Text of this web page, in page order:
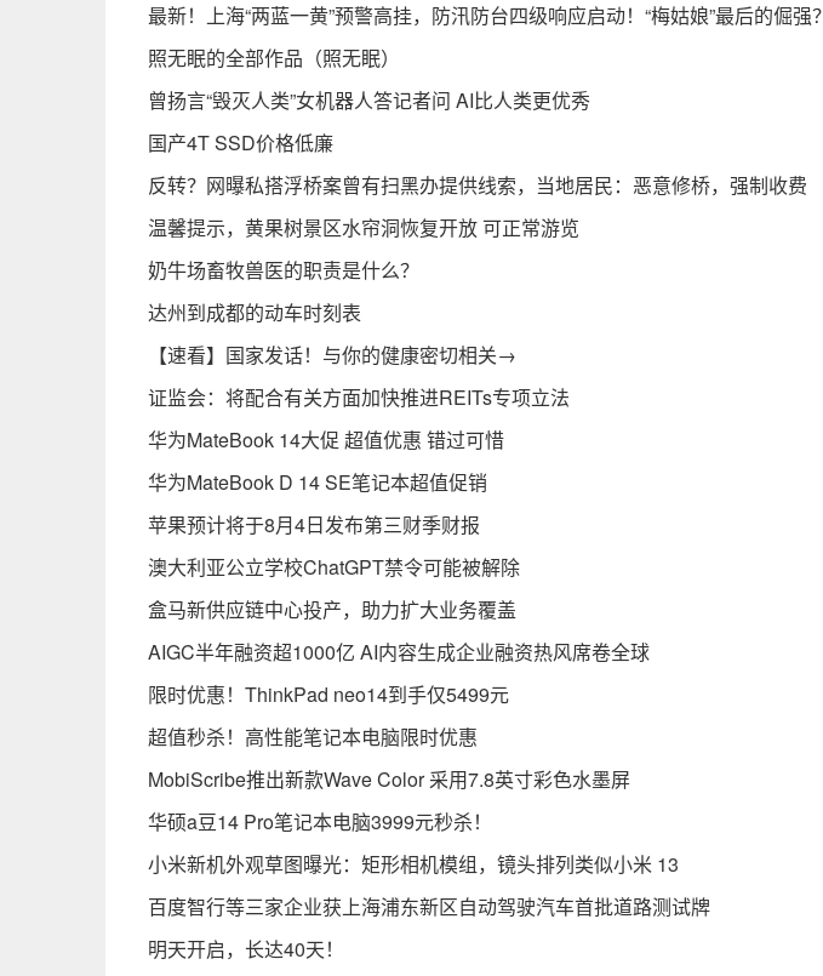
最新！上海“两蓝一黄”预警高挂，防汛防台四级响应启动！“梅姑娘”最后的倔强？
照无眠的全部作品（照无眠）
曾扬言“毁灭人类”女机器人答记者问 AI比人类更优秀
国产4T SSD价格低廉
反转？网曝私搭浮桥案曾有扫黑办提供线索，当地居民：恶意修桥，强制收费
温馨提示，黄果树景区水帘洞恢复开放 可正常游览
奶牛场畜牧兽医的职责是什么？
达州到成都的动车时刻表
【速看】国家发话！与你的健康密切相关→
证监会：将配合有关方面加快推进REITs专项立法
华为MateBook 14大促 超值优惠 错过可惜
华为MateBook D 14 SE笔记本超值促销
苹果预计将于8月4日发布第三财季财报
澳大利亚公立学校ChatGPT禁令可能被解除
盒马新供应链中心投产，助力扩大业务覆盖
AIGC半年融资超1000亿 AI内容生成企业融资热风席卷全球
限时优惠！ThinkPad neo14到手仅5499元
超值秒杀！高性能笔记本电脑限时优惠
MobiScribe推出新款Wave Color 采用7.8英寸彩色水墨屏
华硕a豆14 Pro笔记本电脑3999元秒杀！
小米新机外观草图曝光：矩形相机模组，镜头排列类似小米 13
百度智行等三家企业获上海浦东新区自动驾驶汽车首批道路测试牌
明天开启，长达40天！